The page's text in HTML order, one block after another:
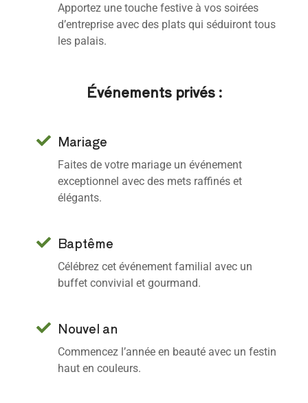
Apportez une touche festive à vos soirées
d’entreprise avec des plats qui séduiront tous
les palais.
Événements privés :
Mariage
Faites de votre mariage un événement
exceptionnel avec des mets raffinés et
élégants.
Baptême
Célébrez cet événement familial avec un
buffet convivial et gourmand.
Nouvel an
Commencez l’année en beauté avec un festin
haut en couleurs.